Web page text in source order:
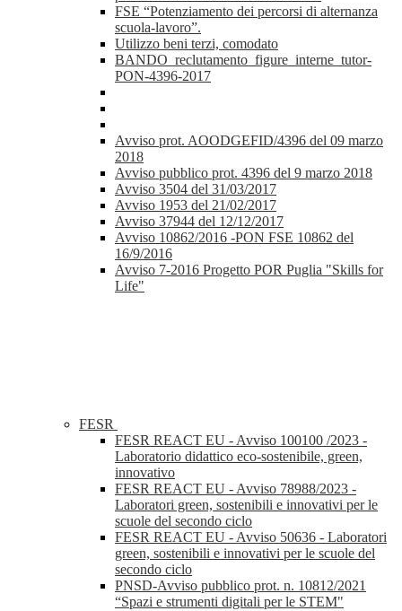
FSE “Potenziamento dei percorsi di alternanza
scuola-lavoro”.
Utilizzo beni terzi, comodato
BANDO_reclutamento_figure_interne_tutor-
PON-4396-2017
Avviso prot. AOODGEFID/4396 del 09 marzo
2018
Avviso pubblico prot. 4396 del 9 marzo 2018
Avviso 3504 del 31/03/2017
Avviso 1953 del 21/02/2017
Avviso 37944 del 12/12/2017
Avviso 10862/2016 -PON FSE 10862 del
16/9/2016
Avviso 7-2016 Progetto POR Puglia "Skills for
Life"
FESR
FESR REACT EU - Avviso 100100 /2023 -
Laboratorio didattico eco-sostenibile, green,
innovativo
FESR REACT EU - Avviso 78988/2023 -
Laboratori green, sostenibili e innovativi per le
scuole del secondo ciclo
FESR REACT EU - Avviso 50636 - Laboratori
green, sostenibili e innovativi per le scuole del
secondo ciclo
PNSD-Avviso pubblico prot. n. 10812/2021
“Spazi e strumenti digitali per le STEM"